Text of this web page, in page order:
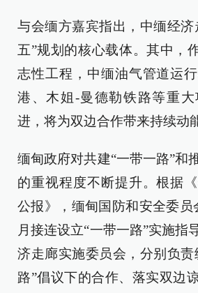
与会缅方嘉宾指出，中缅经济
五”规划的核心载体。其中，
志性工程，中缅油气管道运
港、木姐-曼德勒铁路等重
进，将为双边合作带来持续动
缅甸政府对共建“一带一路”和
的重视程度不断提升。根据
公报》，缅甸国防和安全委员
月接连设立“一带一路”实施指
济走廊实施委员会，分别负责
路”倡议下的合作、落实双边